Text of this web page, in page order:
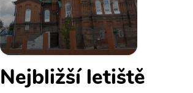
Nejbližší letiště